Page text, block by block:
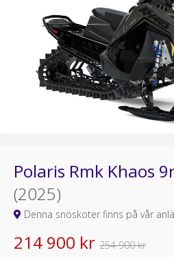
Polaris Rmk Khaos
(2025)
Denna snöskoter finns på vår
214 900 kr 254 900 kr